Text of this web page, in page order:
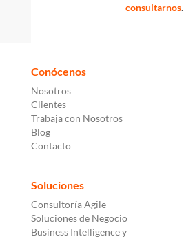
consultarnos.
Conócenos
Nosotros
Clientes
Trabaja con Nosotros
Blog
Contacto
Soluciones
Consultoría Agile
Soluciones de Negocio
Business Intelligence y